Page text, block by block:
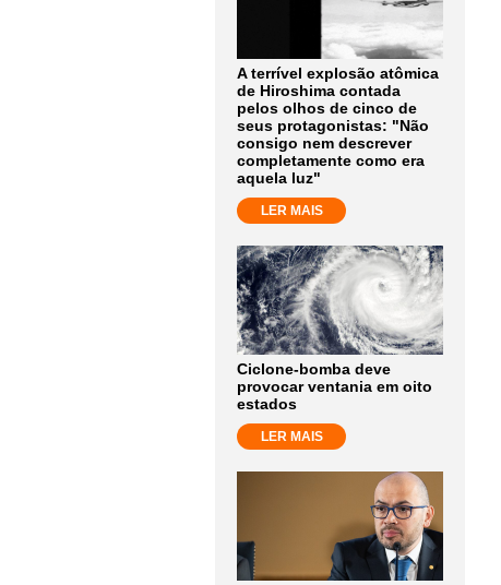
A terrível explosão atômica
de Hiroshima contada
pelos olhos de cinco de
seus protagonistas: "Não
consigo nem descrever
completamente como era
aquela luz"
LER MAIS
Ciclone-bomba deve
provocar ventania em oito
estados
LER MAIS